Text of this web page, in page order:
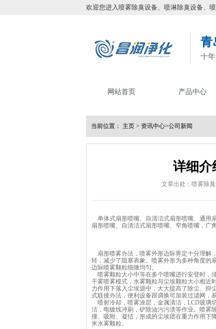
欢迎您进入喷雾除臭设备、喷淋除臭设备、
青
十
网站首页 产品中心
当前位置： 主页 > 资讯中心>公司新闻
详细介
文章出处：喷雾除
单体式扇形喷嘴、自清洁式扇形喷嘴、通用
扇形喷嘴、自清洁式扇形喷嘴、窄角喷嘴，广
扇形喷雾办法，喷雾外形边际界定十分理解
转，减少了阻塞表象。喷雾外形为多种角度的
边际喷雾颗粒细微均匀。
喷雾颗粒大小中等在多个喷嘴进行安登时，
干雾喷雾模式，水雾颗粒与尘埃颗粒大小相近
力作用下落入尘埃源中，大大提高了除尘、抑
式联接办法，便利设备跟调换可加装过滤网，
喷射冷却，喷雾涂层，金属清洁，LCD玻璃
洁，电镀线冲刷，铲除油污污渍等作业。喷雾
撞、吸附、凝结，形成的尘埃团在重力作用下
米水雾颗粒。